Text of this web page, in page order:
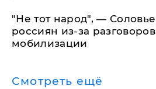
​"Не тот народ", —
россиян из-за
мобилизации
Смотреть ещё